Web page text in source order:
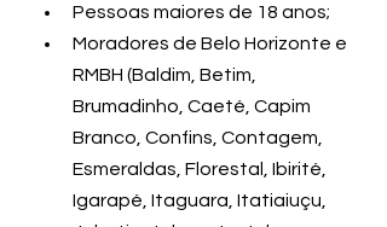
Pessoas maiores de 18 anos;
Moradores de Belo Horizonte e
RMBH (Baldim, Betim,
Brumadinho, Caeté, Capim
Branco, Confins, Contagem,
Esmeraldas, Florestal, Ibirité,
Igarapé, Itaguara, Itatiaiuçu,